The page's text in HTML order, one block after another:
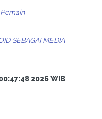
SEBAGAI MEDIA
2026 WIB